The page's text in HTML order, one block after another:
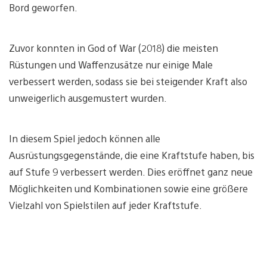
Bord geworfen.
Zuvor konnten in God of War (2018) die meisten
Rüstungen und Waffenzusätze nur einige Male
verbessert werden, sodass sie bei steigender Kraft also
unweigerlich ausgemustert wurden.
In diesem Spiel jedoch können alle
Ausrüstungsgegenstände, die eine Kraftstufe haben, bis
auf Stufe 9 verbessert werden. Dies eröffnet ganz neue
Möglichkeiten und Kombinationen sowie eine größere
Vielzahl von Spielstilen auf jeder Kraftstufe.